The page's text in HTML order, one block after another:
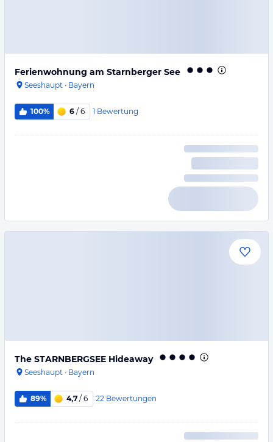
Ferienwohnung am Starnberger See
Seeshaupt · Bayern
100% 6 / 6 1 Bewertung
The STARNBERGSEE Hideaway
Seeshaupt · Bayern
89% 4,7 / 6 22 Bewertungen